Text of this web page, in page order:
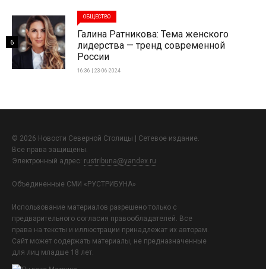
ОБЩЕСТВО
Галина Ратникова: Тема женского
лидерства — тренд современной
России
16:36 | 23-06-2024
6
© 2026 Новости Северной Столицы | Сетевое издание.
Все права защищены.
Электронный адрес: rustribuna@yandex.ru
Объединенные СМИ «РУСТРИБУНА»
Использование материалов разрешено только с
предварительного согласия правообладателей. Все
права на тексты и иллюстрации принадлежат их авторам.
Сайт может содержать материалы, не предназначенные
для лиц младше 18 лет.